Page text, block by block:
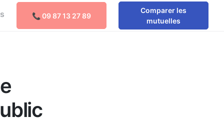
📞 09 87 13 27 89
Comparer les
mutuelles
Comparer les mutuelles